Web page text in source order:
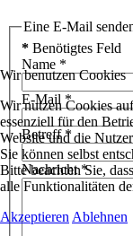
Eine E-Mail
* Benötigtes Feld
Name *
E-Mail *
Betreff*
Nachricht*
Wir benutzen Cookies
Wir nutzen Cookies
essenziell für den
Website und die
Sie können selbst
Bitte beachten Sie,
alle Funktionalitäten
Akzeptieren Ablehnen